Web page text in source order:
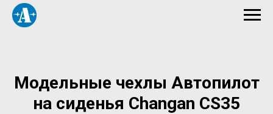
Модельные чехлы Автопилот
на сиденья Changan CS35